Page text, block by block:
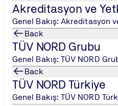
Akreditasyon ve
Genel Bakış: Akreditasyon
Back
TÜV NORD Grubu
Genel Bakış: TÜV NORD
Back
TÜV NORD Türkiye
Genel Bakış: TÜV NORD
ISO 50001 Kapsamında Enerji
rimli Tasarım Projeleri ve
Tasarım
ve Ekonomik Analiz
için tasarım